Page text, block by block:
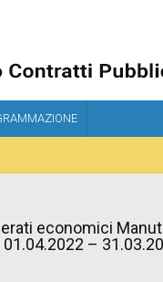
economici
–